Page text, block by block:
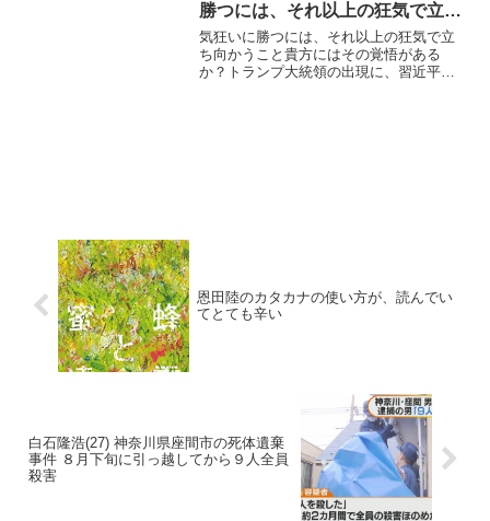
勝つには、それ以上の狂気で立ち
向かうこと
気狂いに勝つには、それ以上の狂気で立
ち向かうこと貴方にはその覚悟がある
か？トランプ大統領の出現に、習近平が
恩田陸のカタカナの使い方が、読んでい
てとても辛い
白石隆浩(27) 神奈川県座間市の死体遺棄
事件 ８月下旬に引っ越してから９人全員
殺害